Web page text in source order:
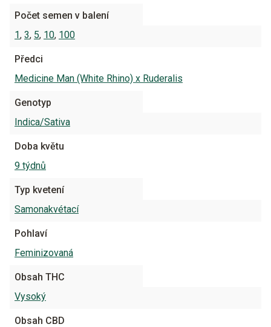
Počet semen v balení
1, 3, 5, 10, 100
Předci
Medicine Man (White Rhino) x Ruderalis
Genotyp
Indica/Sativa
Doba květu
9 týdnů
Typ kvetení
Samonakvétací
Pohlaví
Feminizovaná
Obsah THC
Vysoký
Obsah CBD